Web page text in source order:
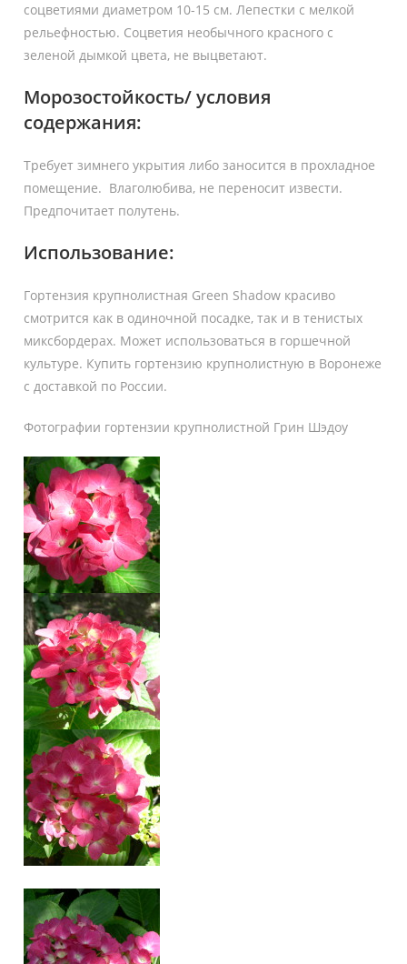
соцветиями диаметром 10-15 см. Лепестки с мелкой
рельефностью. Соцветия необычного красного с
зеленой дымкой цвета, не выцветают.
Морозостойкость/ условия
содержания:
Требует зимнего укрытия либо заносится в прохладное
помещение. Влаголюбива, не переносит извести.
Предпочитает полутень.
Использование:
Гортензия крупнолистная Green Shadow красиво
смотрится как в одиночной посадке, так и в тенистых
миксбордерах. Может использоваться в горшечной
культуре. Купить гортензию крупнолистную в Воронеже
с доставкой по России.
Фотографии гортензии крупнолистной Грин Шэдоу